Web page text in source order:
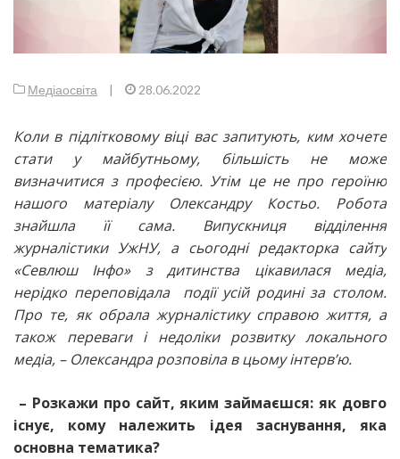
Медіаосвіта 28.06.2022
Коли в підлітковому віці вас запитують, ким хочете
стати у майбутньому, більшість не може
визначитися з професією. Утім це не про героїню
нашого матеріалу Олександру Костьо. Робота
знайшла її сама. Випускниця відділення
журналістики УжНУ, а сьогодні редакторка сайту
«Севлюш Інфо» з дитинства цікавилася медіа,
нерідко переповідала події усій родині за столом.
Про те, як обрала журналістику справою життя, а
також переваги і недоліки розвитку локального
медіа, – Олександра розповіла в цьому інтерв’ю.
– Розкажи про сайт, яким займаєшся: як довго
існує, кому належить ідея заснування, яка
основна тематика?